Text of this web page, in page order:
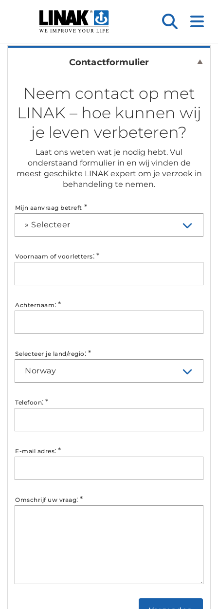
Contactformulier
Neem contact op met
LINAK – hoe kunnen wij
je leven verbeteren?
Laat ons weten wat je nodig hebt. Vul
onderstaand formulier in en wij vinden de
meest geschikte LINAK expert om je verzoek in
behandeling te nemen.
Mijn aanvraag betreft *
» Selecteer
Voornaam of voorletters: *
Achternaam: *
Selecteer je land/regio : *
Norway
Telefoon: *
E-mail adres: *
Omschrijf uw vraag: *